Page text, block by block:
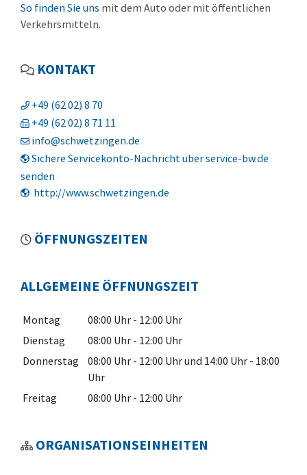
So finden Sie uns mit dem Auto oder mit öffentlichen
Verkehrsmitteln.
KONTAKT
+49 (6202) 8 70
+49 (6202) 8 71 11
info@schwetzingen.de
Sichere Servicekonto-Nachricht über service-bw.de
senden
http://www.schwetzingen.de
ÖFFNUNGSZEITEN
ALLGEMEINE ÖFFNUNGSZEIT
Montag 08:00 Uhr - 12:00 Uhr
Dienstag
08:00 Uhr - 12:00 Uhr
Donnerstag
08:00 Uhr - 12:00 Uhrund 14:00 Uhr - 18:00
Uhr
Freitag
08:00 Uhr - 12:00 Uhr
ORGANISATIONSEINHEITEN